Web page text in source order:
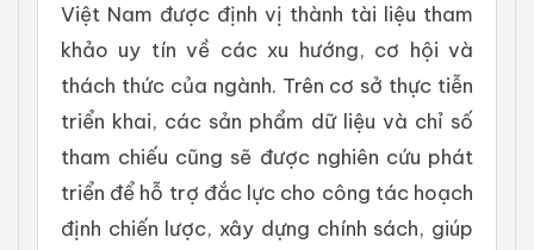
Việt Nam được định vị thành tài liệu tham
khảo uy tín về các xu hướng, cơ hội và
thách thức của ngành. Trên cơ sở thực tiễn
triển khai, các sản phẩm dữ liệu và chỉ số
tham chiếu cũng sẽ được nghiên cứu phát
triển để hỗ trợ đắc lực cho công tác hoạch
định chiến lược, xây dựng chính sách, giúp